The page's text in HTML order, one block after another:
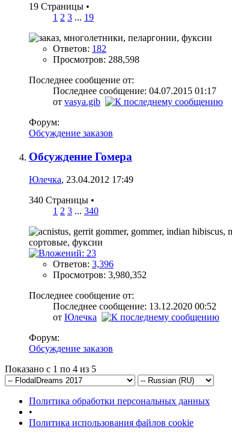
19 Страницы •
1 2 3 ... 19
Ответов: 182
Просмотров: 288,598
Последнее сообщение от:
Последнее сообщение: 04.07.2015 01:17
от vasya.gib
Форум:
Обсуждение заказов
Обсуждение Гомера
Юлечка, 23.04.2012 17:49
340 Страницы •
1 2 3 ... 340
Ответов: 3,396
Просмотров: 3,980,352
Последнее сообщение от:
Последнее сообщение: 13.12.2020 00:52
от Юлечка
Форум:
Обсуждение заказов
Показано с 1 по 4 из 5
Политика обработки персональных данных
•
Политика использования файлов cookie